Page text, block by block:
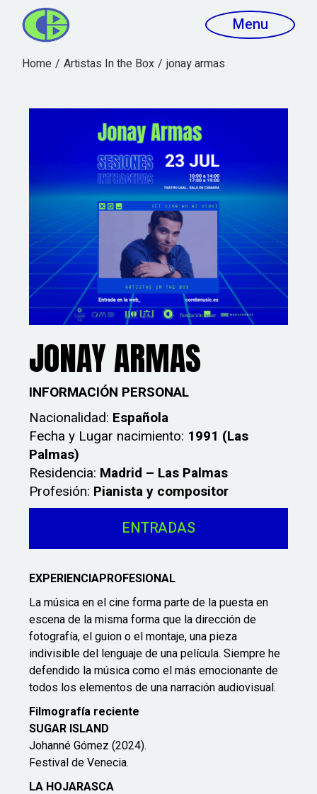
Menu
Home Artistas In the Box jonay armas
JONAY ARMAS
INFORMACIÓN PERSONAL
Nacionalidad: Española
Fecha y Lugar nacimiento: 1991 (Las
Palmas)
Residencia: Madrid – Las Palmas
Profesión: Pianista y compositor
ENTRADAS
EXPERIENCIAPROFESIONAL
La música en el cine forma parte de la puesta en
escena de la misma forma que la dirección de
fotografía, el guion o el montaje, una pieza
indivisible del lenguaje de una película. Siempre he
defendido la música como el más emocionante de
todos los elementos de una narración audiovisual.
Filmografía reciente
SUGAR ISLAND
Johanné Gómez (2024).
Festival de Venecia.
LA HOJARASCA